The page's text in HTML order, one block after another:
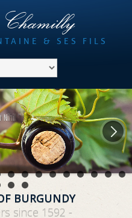
Chamilly
& SES FILS
BURGUNDY
since 1592 -